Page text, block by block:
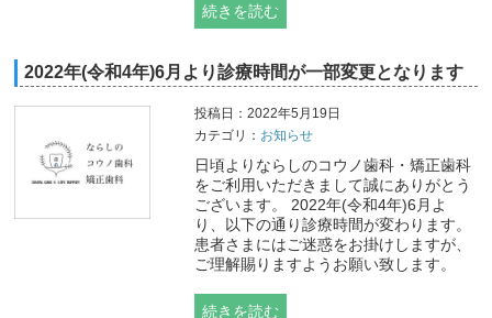
続きを読む
2022年(令和4年)6月より診療時間が一部変更となります
投稿日：2022年5月19日
カテゴリ： お知らせ
日頃よりならしのコウノ歯科・矯正歯科
をご利用いただきまして誠にありがとう
ございます。 2022年(令和4年)6月よ
り、以下の通り診療時間が変わります。
患者さまにはご迷惑をお掛けしますが、
ご理解賜りますようお願い致します。
続きを読む